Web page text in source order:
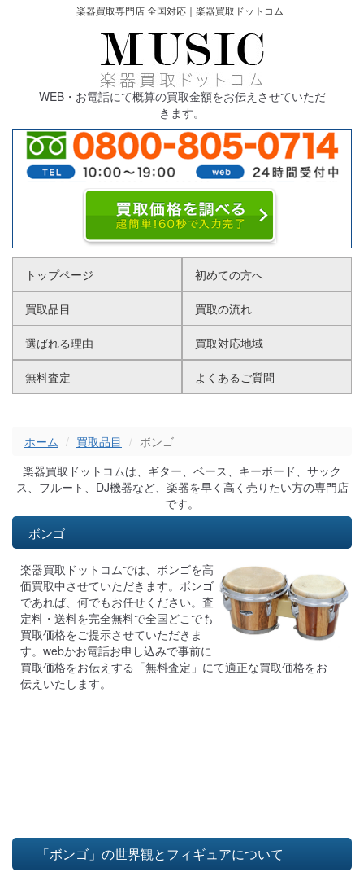
楽器買取専門店 全国対応｜楽器買取ドットコム
WEB・お電話にて概算の買取金額をお伝えさせていただ
きます。
トップページ 初めての方へ
買取品目 買取の流れ
選ばれる理由 買取対応地域
無料査定 よくあるご質問
ホーム 買取品目
ボンゴ
楽器買取ドットコムは、ギター、ベース、キーボード、サック
ス、フルート、DJ機器など、楽器を早く高く売りたい方の専門店
です。
ボンゴ
楽器買取ドットコムでは、ボンゴを高
価買取中させていただきます。ボンゴ
であれば、何でもお任せください。査
定料・送料を完全無料で全国どこでも
買取価格をご提示させていただきま
す。webかお電話お申し込みで事前に
買取価格をお伝えする「無料査定」にて適正な買取価格をお
伝えいたします。
「ボンゴ」の世界観とフィギュアについて